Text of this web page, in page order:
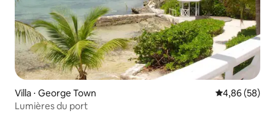
Villa ⋅ George Town Évaluation
4,86 (58)
Lumières du port